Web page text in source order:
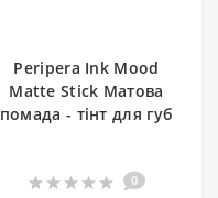
Peripera Ink Mood
Matte Stick Матова
помада - тінт для губ
0